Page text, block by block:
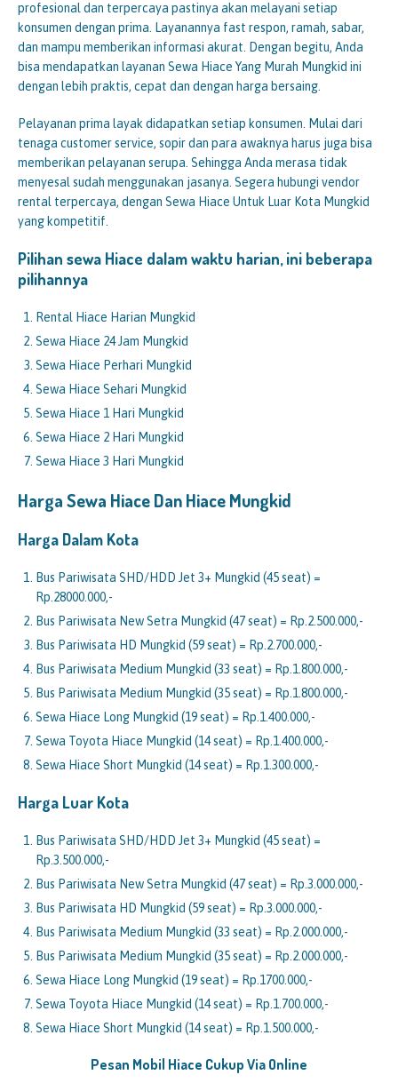
profesional dan terpercaya pastinya akan melayani setiap
konsumen dengan prima. Layanannya fast respon, ramah, sabar,
dan mampu memberikan informasi akurat. Dengan begitu, Anda
bisa mendapatkan layanan Sewa Hiace Yang Murah Mungkid ini
dengan lebih praktis, cepat dan dengan harga bersaing.
Pelayanan prima layak didapatkan setiap konsumen. Mulai dari
tenaga customer service, sopir dan para awaknya harus juga bisa
memberikan pelayanan serupa. Sehingga Anda merasa tidak
menyesal sudah menggunakan jasanya. Segera hubungi vendor
rental terpercaya, dengan Sewa Hiace Untuk Luar Kota Mungkid
yang kompetitif.
Pilihan sewa Hiace dalam waktu harian, ini beberapa
pilihannya
Rental Hiace Harian Mungkid
Sewa Hiace 24 Jam Mungkid
Sewa Hiace Perhari Mungkid
Sewa Hiace Sehari Mungkid
Sewa Hiace 1 Hari Mungkid
Sewa Hiace 2 Hari Mungkid
Sewa Hiace 3 Hari Mungkid
Harga Sewa Hiace Dan HiaceMungkid
Harga Dalam Kota
Bus Pariwisata SHD/HDD Jet 3+ Mungkid (45 seat) =
Rp.28000.000,-
Bus Pariwisata New Setra Mungkid (47 seat) = Rp.2.500.000,-
Bus Pariwisata HD Mungkid (59 seat) = Rp.2.700.000,-
Bus Pariwisata Medium Mungkid (33 seat) = Rp.1.800.000,-
Bus Pariwisata Medium Mungkid (35 seat) = Rp.1.800.000,-
Sewa Hiace Long Mungkid (19 seat) = Rp.1.400.000,-
Sewa Toyota Hiace Mungkid (14 seat) = Rp.1.400.000,-
Sewa Hiace Short Mungkid (14 seat) = Rp.1.300.000,-
Harga Luar Kota
Bus Pariwisata SHD/HDD Jet 3+ Mungkid (45 seat) =
Rp.3.500.000,-
Bus Pariwisata New Setra Mungkid (47 seat) = Rp.3.000.000,-
Bus Pariwisata HD Mungkid (59 seat) = Rp.3.000.000,-
Bus Pariwisata Medium Mungkid (33 seat) = Rp.2.000.000,-
Bus Pariwisata Medium Mungkid (35 seat) = Rp.2.000.000,-
Sewa Hiace Long Mungkid (19 seat) = Rp.1700.000,-
Sewa Toyota Hiace Mungkid (14 seat) = Rp.1.700.000,-
Sewa Hiace Short Mungkid (14 seat) = Rp.1.500.000,-
Pesan Mobil Hiace Cukup Via Online